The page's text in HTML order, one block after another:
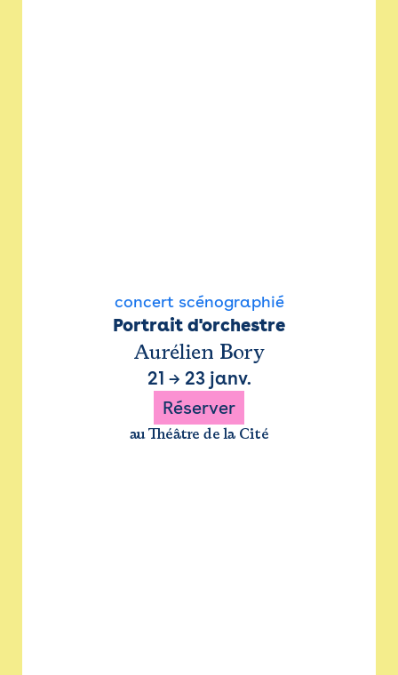
concert scénographié
Portrait d'orchestre
Aurélien Bory
21 → 23 janv.
Réserver
au Théâtre de la Cité